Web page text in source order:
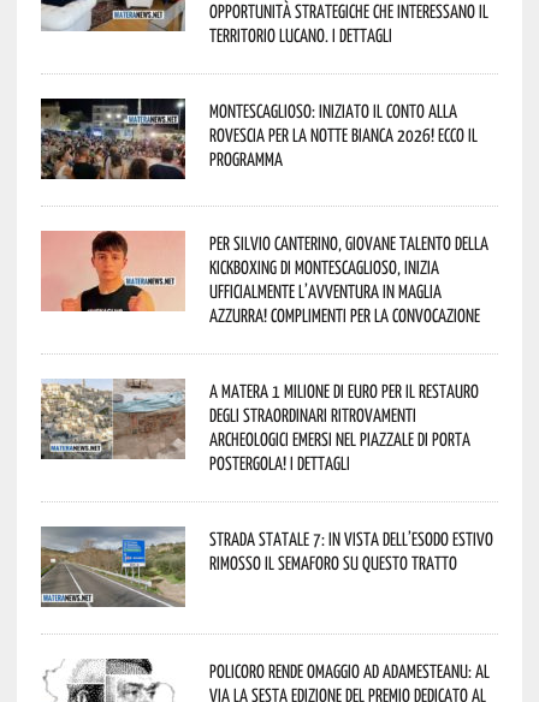
opportunità strategiche che interessano il
territorio lucano. I dettagli
Montescaglioso: iniziato il conto alla
rovescia per la Notte Bianca 2026! Ecco il
programma
Per Silvio Canterino, giovane talento della
kickboxing di Montescaglioso, inizia
ufficialmente l’avventura in maglia
azzurra! Complimenti per la convocazione
A Matera 1 milione di euro per il restauro
degli straordinari ritrovamenti
archeologici emersi nel piazzale di Porta
Postergola! I dettagli
Strada statale 7: in vista dell’esodo estivo
rimosso il semaforo su questo tratto
Policoro rende omaggio ad Adamesteanu: al
via la sesta edizione del Premio dedicato al